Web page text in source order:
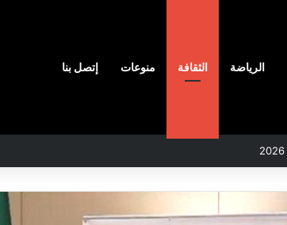
الرياضة الثقافة منوعات إتصل بنا